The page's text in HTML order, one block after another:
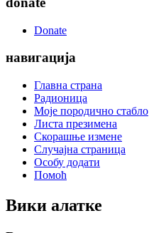
Donate
навигација
Главна страна
Радионица
Моје породично стабло
Листа презимена
Скорашње измене
Случајна страница
Особу додати
Помоћ
Вики алатке